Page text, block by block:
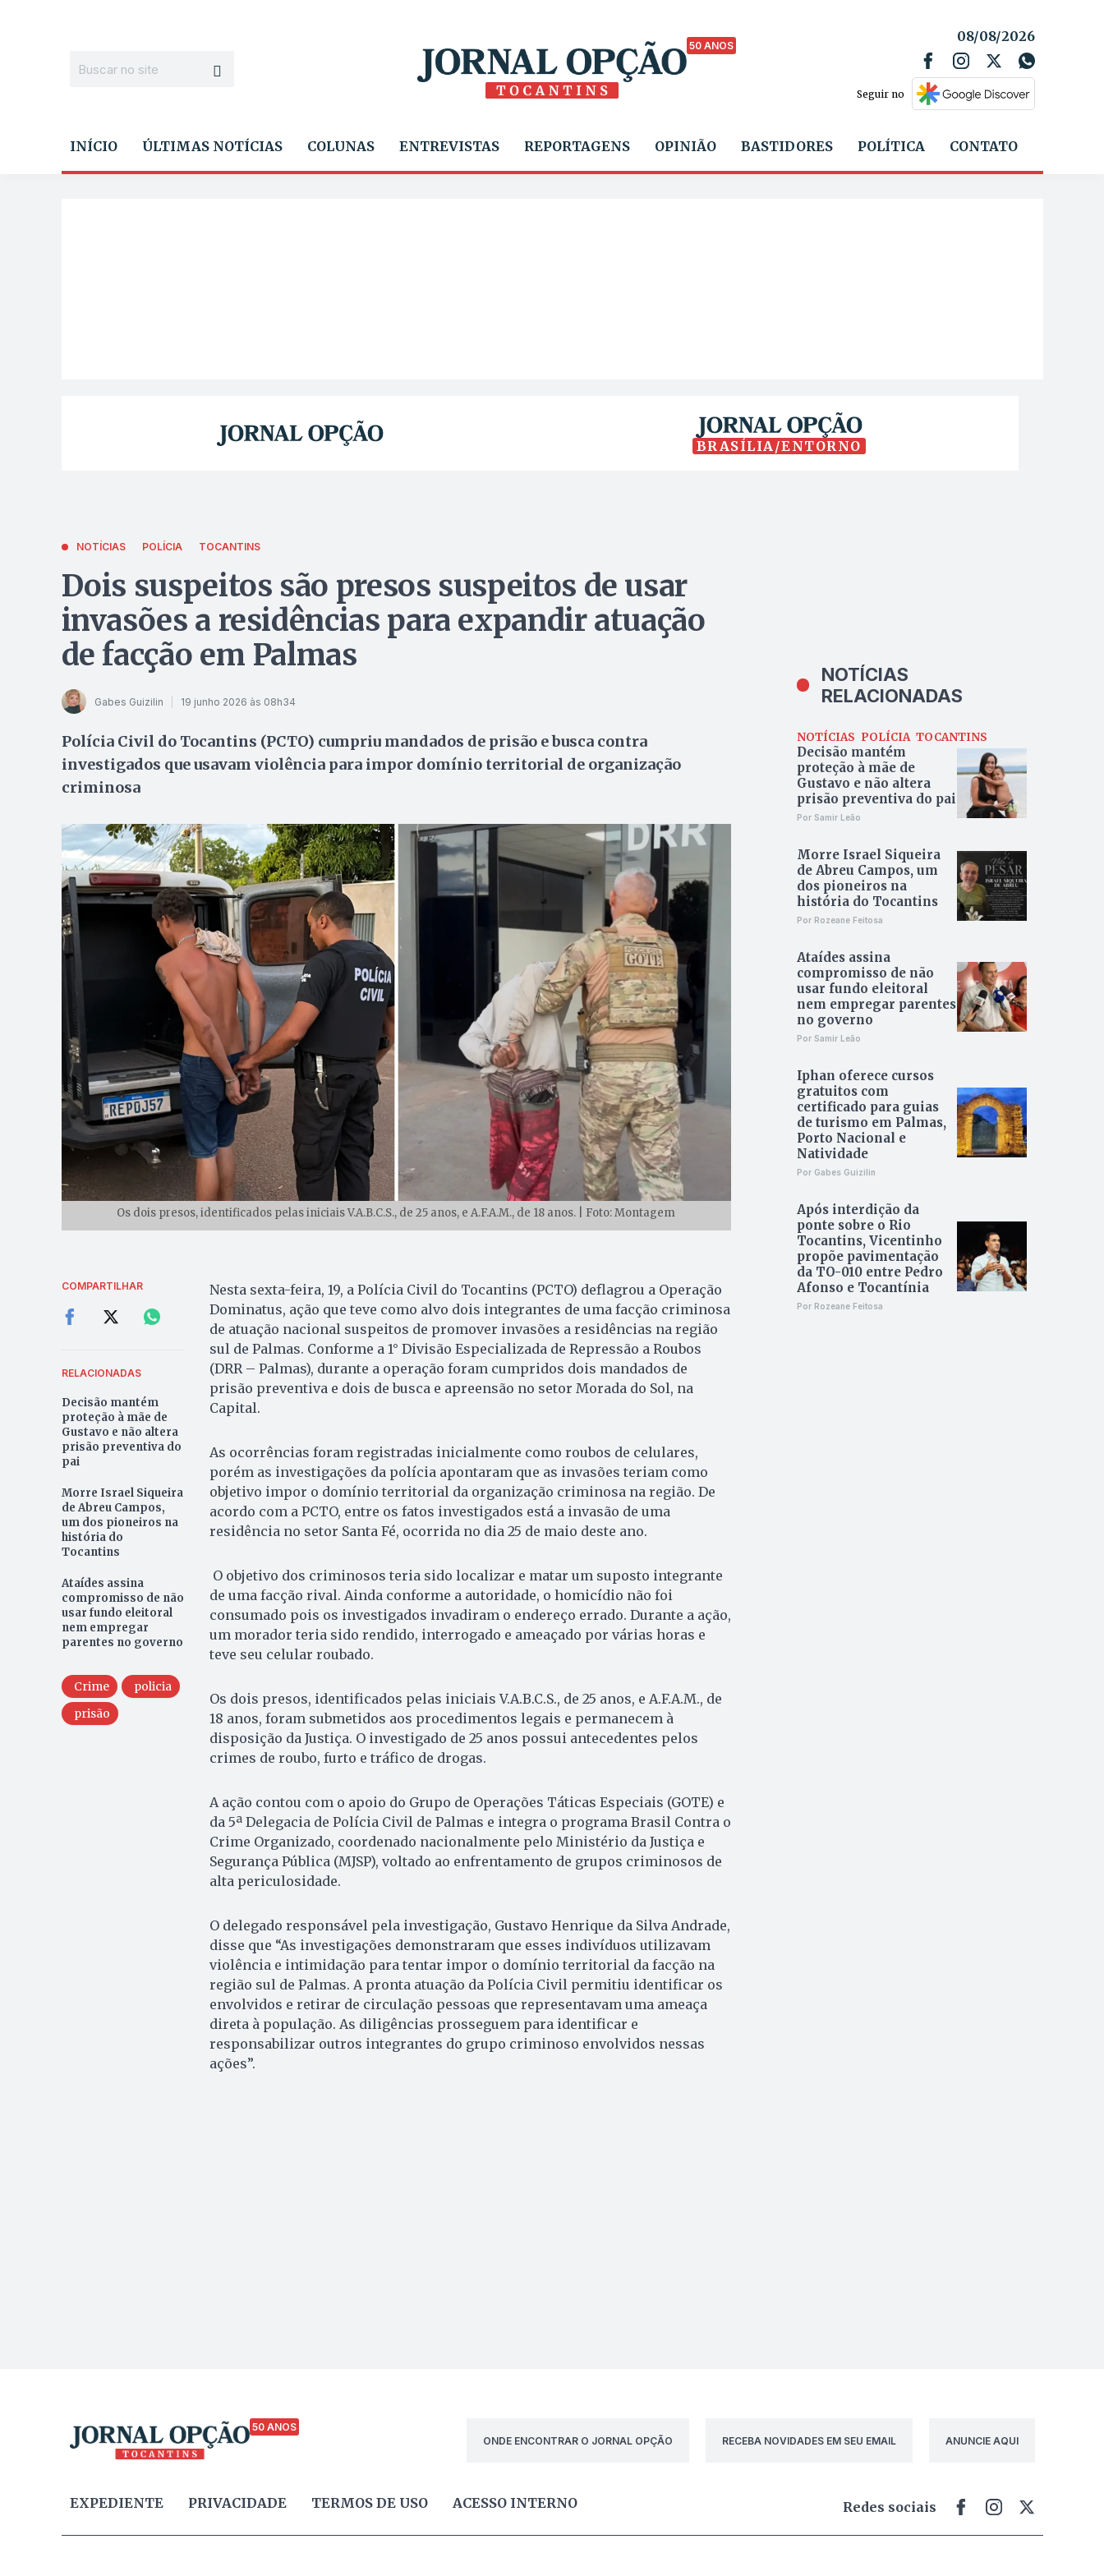
50 ANOS
08/08/2026
Seguir no
INÍCIO ÚLTIMAS NOTÍCIAS COLUNAS ENTREVISTAS REPORTAGENS OPINIÃO BASTIDORES POLÍTICA CONTATO
BRASÍLIA/ENTORNO
NOTÍCIAS POLÍCIA TOCANTINS
Dois suspeitos são presos suspeitos de usar
invasões a residências para expandir atuação
de facção em Palmas
Gabes Guizilin 19 junho 2026 às 08h34
Polícia Civil do Tocantins (PCTO) cumpriu mandados de prisão e busca contra
investigados que usavam violência para impor domínio territorial de organização
criminosa
Os dois presos, identificados pelas iniciais V.A.B.C.S., de 25 anos, e A.F.A.M., de 18 anos. | Foto: Montagem
COMPARTILHAR
RELACIONADAS
Decisão mantém
proteção à mãe de
Gustavo e não altera
prisão preventiva do
pai
Morre Israel Siqueira
de Abreu Campos,
um dos pioneiros na
história do
Tocantins
Ataídes assina
compromisso de não
usar fundo eleitoral
nem empregar
parentes no governo
Crime
policia
prisão
Nesta sexta-feira, 19, a Polícia Civil do Tocantins (PCTO) deflagrou a Operação
Dominatus, ação que teve como alvo dois integrantes de uma facção criminosa
de atuação nacional suspeitos de promover invasões a residências na região
sul de Palmas. Conforme a 1° Divisão Especializada de Repressão a Roubos
(DRR – Palmas), durante a operação foram cumpridos dois mandados de
prisão preventiva e dois de busca e apreensão no setor Morada do Sol, na
Capital.
As ocorrências foram registradas inicialmente como roubos de celulares,
porém as investigações da polícia apontaram que as invasões teriam como
objetivo impor o domínio territorial da organização criminosa na região. De
acordo com a PCTO, entre os fatos investigados está a invasão de uma
residência no setor Santa Fé, ocorrida no dia 25 de maio deste ano.
O objetivo dos criminosos teria sido localizar e matar um suposto integrante
de uma facção rival. Ainda conforme a autoridade, o homicídio não foi
consumado pois os investigados invadiram o endereço errado. Durante a ação,
um morador teria sido rendido, interrogado e ameaçado por várias horas e
teve seu celular roubado.
Os dois presos, identificados pelas iniciais V.A.B.C.S., de 25 anos, e A.F.A.M., de
18 anos, foram submetidos aos procedimentos legais e permanecem à
disposição da Justiça. O investigado de 25 anos possui antecedentes pelos
crimes de roubo, furto e tráfico de drogas.
A ação contou com o apoio do Grupo de Operações Táticas Especiais (GOTE) e
da 5ª Delegacia de Polícia Civil de Palmas e integra o programa Brasil Contra o
Crime Organizado, coordenado nacionalmente pelo Ministério da Justiça e
Segurança Pública (MJSP), voltado ao enfrentamento de grupos criminosos de
alta periculosidade.
O delegado responsável pela investigação, Gustavo Henrique da Silva Andrade,
disse que “As investigações demonstraram que esses indivíduos utilizavam
violência e intimidação para tentar impor o domínio territorial da facção na
região sul de Palmas. A pronta atuação da Polícia Civil permitiu identificar os
envolvidos e retirar de circulação pessoas que representavam uma ameaça
direta à população. As diligências prosseguem para identificar e
responsabilizar outros integrantes do grupo criminoso envolvidos nessas
ações”.
NOTÍCIAS
RELACIONADAS
NOTÍCIAS POLÍCIA TOCANTINS
Decisão mantém
proteção à mãe de
Gustavo e não altera
prisão preventiva do pai
Por Samir Leão
Morre Israel Siqueira
de Abreu Campos, um
dos pioneiros na
história do Tocantins
Por Rozeane Feitosa
Ataídes assina
compromisso de não
usar fundo eleitoral
nem empregar parentes
no governo
Por Samir Leão
Iphan oferece cursos
gratuitos com
certificado para guias
de turismo em Palmas,
Porto Nacional e
Natividade
Por Gabes Guizilin
Após interdição da
ponte sobre o Rio
Tocantins, Vicentinho
propõe pavimentação
da TO-010 entre Pedro
Afonso e Tocantínia
Por Rozeane Feitosa
50 ANOS
ONDE ENCONTRAR O JORNAL OPÇÃO
RECEBA NOVIDADES EM SEU EMAIL ANUNCIE AQUI
EXPEDIENTE PRIVACIDADE TERMOS DE USO ACESSO INTERNO Redes sociais